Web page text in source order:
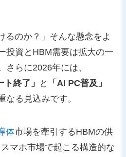
るのか？」そんな懸念をよ
投資とHBM需要は拡大の一
さらに2026年には、
終了」
と
「AI PC普及」
なる見込みです。
体市場を牽引するHBMの供
マホ市場で起こる構造的な